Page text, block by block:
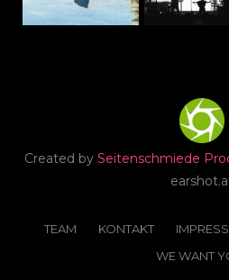
Created by Seitenschmiede
TEAM KONTAKT
WE WANT